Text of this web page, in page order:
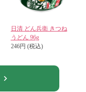
日清 どん兵衛 きつね
うどん 96g
246円 (税込)